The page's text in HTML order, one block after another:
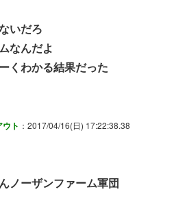
いだろ
なんだよ
くわかる結果だった
ト ：2017/04/16(日) 17:22:38.38
ノーザンファーム軍団